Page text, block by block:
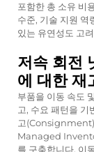
포함한 총 소유 비
수준, 기술 지원 역
있는 유연성도 고
저속 회전
에 대한 재
부품을 이동 속도
고, 수요 패턴을 기
고(Consignment)
Managed
를 구축합니다. 이